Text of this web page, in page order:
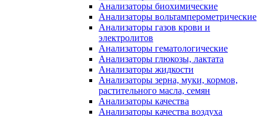
Анализаторы биохимические
Анализаторы вольтамперометрические
Анализаторы газов крови и
электролитов
Анализаторы гематологические
Анализаторы глюкозы, лактата
Анализаторы жидкости
Анализаторы зерна, муки, кормов,
растительного масла, семян
Анализаторы качества
Анализаторы качества воздуха